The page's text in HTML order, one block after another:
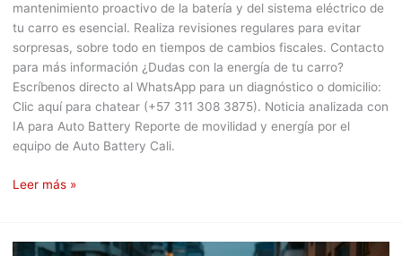
mantenimiento proactivo de la batería y del sistema eléctrico de
tu carro es esencial. Realiza revisiones regulares para evitar
sorpresas, sobre todo en tiempos de cambios fiscales. Contacto
para más información ¿Dudas con la energía de tu carro?
Escríbenos directo al WhatsApp para un diagnóstico o domicilio:
Clic aquí para chatear (+57 311 308 3875). Noticia analizada con
IA para Auto Battery Reporte de movilidad y energía por el
equipo de Auto Battery Cali.
Leer más »
Impacto